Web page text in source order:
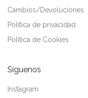
Cambios/Devoluciones
Política de privacidad
Política de Cookies
Síguenos
Instagram